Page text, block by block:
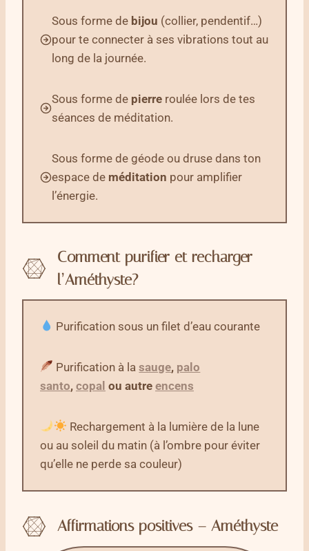
Sous forme de bijou (collier, pendentif…)
pour te connecter à ses vibrations tout au
long de la journée.
Sous forme de pierre roulée lors de tes
séances de méditation.
Sous forme de géode ou druse dans ton
espace de méditation pour amplifier
l’énergie.
Comment purifier et recharger
l’Améthyste?
Purification sous un filet d’eau courante
Purification à lasauge, palo
santo, copal ou autre encens
Rechargement à la lumière de la lune
ou au soleil du matin (à l’ombre pour éviter
qu’elle ne perde sa couleur)
Affirmations positives – Améthyste